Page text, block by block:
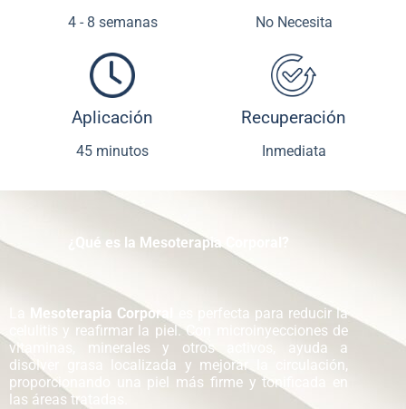
4 - 8 semanas No Necesita
Aplicación
45 minutos
Recuperación
Inmediata
¿Qué es la Mesoterapia Corporal?
Mesoterapia Corporal
es perfecta para reducir la
celulitis y reafirmar la piel. Con microinyecciones de
vitaminas, minerales y otros activos, ayuda a
disolver grasa localizada y mejorar la circulación,
proporcionando una piel más firme y tonificada en
las áreas tratadas.